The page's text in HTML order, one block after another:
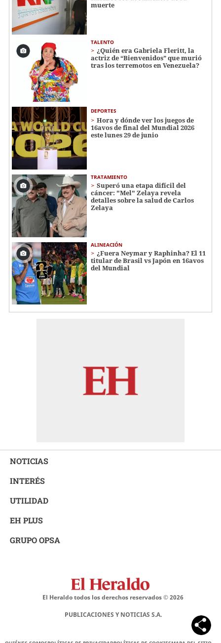
muerte
TALENTO
¿Quién era Gabriela Fleritt, la
actriz de “Bienvenidos” que murió
tras los terremotos en Venezuela?
DEPORTES
Hora y dónde ver los juegos de
16avos de final del Mundial 2026
este lunes 29 de junio
TRATAMIENTO
Superó una etapa difícil del
cáncer: "Mel" Zelaya revela
detalles sobre la salud de Carlos
Zelaya
ALINEACIÓN
¿Fuera Neymar y Raphinha? El 11
titular de Brasil vs Japón en 16avos
del Mundial
NOTICIAS
INTERÉS
UTILIDAD
EH PLUS
GRUPO OPSA
El Heraldo todos los derechos reservados ©2026
PUBLICACIONES Y NOTICIAS S.A.